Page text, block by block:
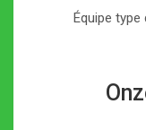
Équipe